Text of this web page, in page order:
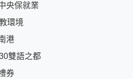
央保就業
環境
港
雙語之都
券